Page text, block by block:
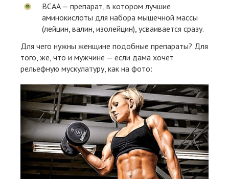
BCAA — препарат, в котором лучшие
аминокислоты для набора мышечной массы
(лейцин, валин, изолейцин), усваивается сразу.
Для чего нужны женщине подобные препараты? Для
того, же, что и мужчине — если дама хочет
рельефную мускулатуру, как на фото: